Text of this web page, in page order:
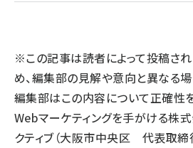
llmo (1167)
※この記事は読者によって投稿さ
め、編集部の見解や意向と異なる場
編集部はこの内容について正確性
Webマーケティングを手がける株式
クティブ（大阪市中央区 代表取締